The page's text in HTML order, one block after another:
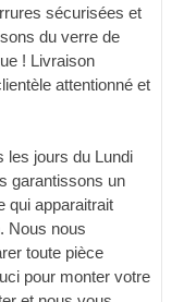
sécurisées et
du verre de
! Livraison
attentionné et
les jours du Lundi
garantissons un
qui apparaitrait
Nous nous
toute pièce
pour monter votre